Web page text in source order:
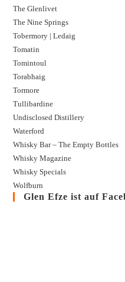
The Glenlivet
The Nine Springs
Tobermory | Ledaig
Tomatin
Tomintoul
Torabhaig
Tormore
Tullibardine
Undisclosed Distillery
Waterford
Whisky Bar – The Empty Bottles
Whisky Magazine
Whisky Specials
Wolfburn
Glen Efze ist auf